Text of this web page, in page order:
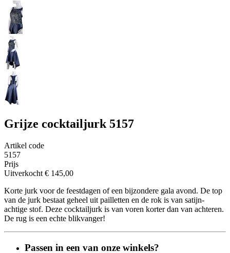
Grijze cocktailjurk 5157
Artikel code
5157
Prijs
Uitverkocht € 145,00
Korte jurk voor de feestdagen of een bijzondere gala avond. De top
van de jurk bestaat geheel uit pailletten en de rok is van satijn-
achtige stof. Deze cocktailjurk is van voren korter dan van achteren.
De rug is een echte blikvanger!
Passen in een van onze winkels?